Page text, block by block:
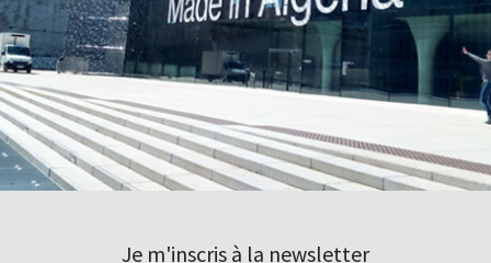
Je m'inscris à la newsletter